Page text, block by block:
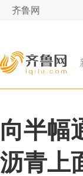
齐鲁网
向半幅
沥青上